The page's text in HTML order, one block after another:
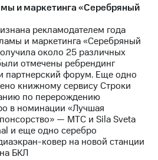
и маркетинга «Серебряный
рекламодателем года
и маркетинга «Серебряный
около 25 различных
отмечены ребрендинг
партнерский форум. Еще одно
книжному сервису Строки
по перерождению
в номинации «Лучшая
— МТС и Sila Sveta
и еще одно серебро
ковер на новой станции
БКЛ